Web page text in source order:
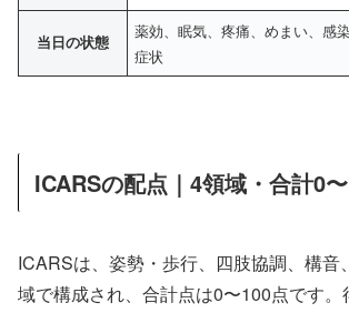
当日の状態
薬効、眠気、疼痛、めまい、感染
症状
ICARSの配点｜4領域・合計0
ICARSは、姿勢・歩行、四肢協調、構音
域で構成され、合計点は0〜100点です。